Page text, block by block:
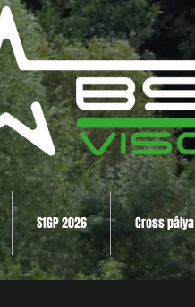
S1GP 2026 Cross pálya